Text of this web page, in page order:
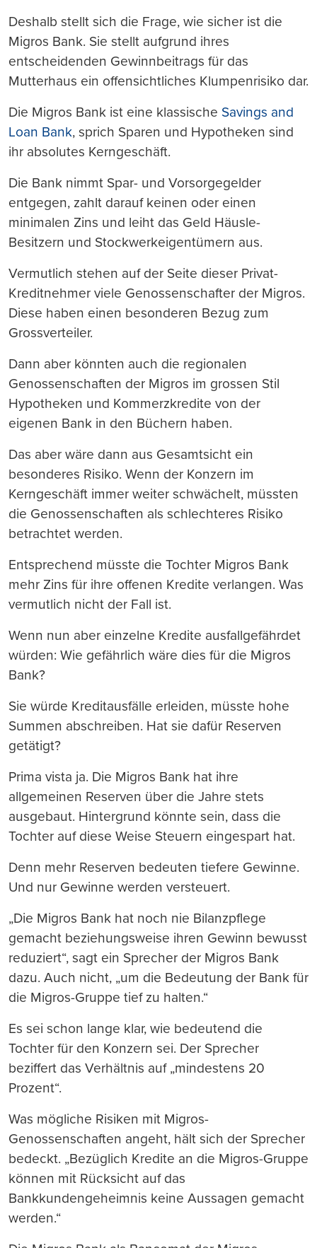
Deshalb stellt sich die Frage, wie sicher ist die
Migros Bank. Sie stellt aufgrund ihres
entscheidenden Gewinnbeitrags für das
Mutterhaus ein offensichtliches Klumpenrisiko dar.
Die Migros Bank ist eine klassische Savings and
Loan Bank, sprich Sparen und Hypotheken sind
ihr absolutes Kerngeschäft.
Die Bank nimmt Spar- und Vorsorgegelder
entgegen, zahlt darauf keinen oder einen
minimalen Zins und leiht das Geld Häusle-
Besitzern und Stockwerkeigentümern aus.
Vermutlich stehen auf der Seite dieser Privat-
Kreditnehmer viele Genossenschafter der Migros.
Diese haben einen besonderen Bezug zum
Grossverteiler.
Dann aber könnten auch die regionalen
Genossenschaften der Migros im grossen Stil
Hypotheken und Kommerzkredite von der
eigenen Bank in den Büchern haben.
Das aber wäre dann aus Gesamtsicht ein
besonderes Risiko. Wenn der Konzern im
Kerngeschäft immer weiter schwächelt, müssten
die Genossenschaften als schlechteres Risiko
betrachtet werden.
Entsprechend müsste die Tochter Migros Bank
mehr Zins für ihre offenen Kredite verlangen. Was
vermutlich nicht der Fall ist.
Wenn nun aber einzelne Kredite ausfallgefährdet
würden: Wie gefährlich wäre dies für die Migros
Bank?
Sie würde Kreditausfälle erleiden, müsste hohe
Summen abschreiben. Hat sie dafür Reserven
getätigt?
Prima vista ja. Die Migros Bank hat ihre
allgemeinen Reserven über die Jahre stets
ausgebaut. Hintergrund könnte sein, dass die
Tochter auf diese Weise Steuern eingespart hat.
Denn mehr Reserven bedeuten tiefere Gewinne.
Und nur Gewinne werden versteuert.
„Die Migros Bank hat noch nie Bilanzpflege
gemacht beziehungsweise ihren Gewinn bewusst
reduziert“, sagt ein Sprecher der Migros Bank
dazu. Auch nicht, „um die Bedeutung der Bank für
die Migros-Gruppe tief zu halten.“
Es sei schon lange klar, wie bedeutend die
Tochter für den Konzern sei. Der Sprecher
beziffert das Verhältnis auf „mindestens 20
Prozent“.
Was mögliche Risiken mit Migros-
Genossenschaften angeht, hält sich der Sprecher
bedeckt. „Bezüglich Kredite an die Migros-Gruppe
können mit Rücksicht auf das
Bankkundengeheimnis keine Aussagen gemacht
werden.“